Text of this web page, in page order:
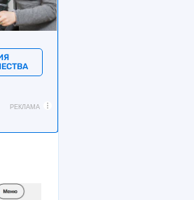
РЕКЛАМА